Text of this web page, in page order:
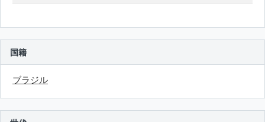
国籍
ブラジル